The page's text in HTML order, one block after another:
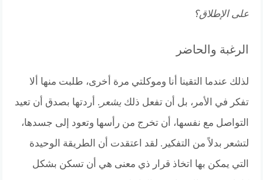
على الإطلاق؟
الرغبة والحاضر
لذلك عندما التقينا أنا وموكلتي مرة أخرى، طلبت منها ألا
تفكر في الأمر، بل أن تفعل ذلكيشعر . أردتها بصدق أن تعيد
التواصل مع نفسها، أن تخرج من رأسها وتعود إلى جسدها،
لتشعر بدلاً من التفكير. لقد اعتقدت أن الطريقة الوحيدة
التي يمكن بها اتخاذ قرار ذي معنى هي أن تسكن بشكل